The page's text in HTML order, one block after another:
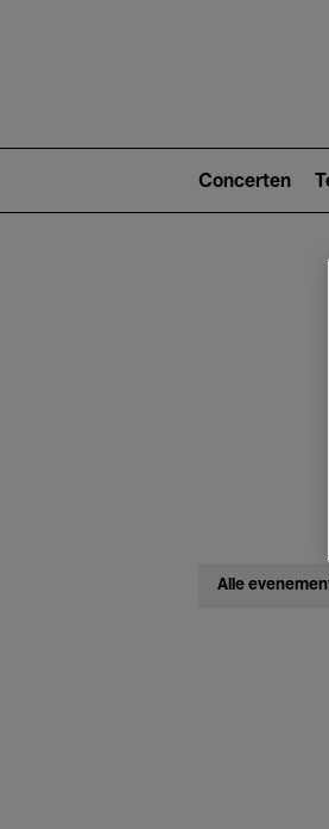
2)
Concerten
Alle